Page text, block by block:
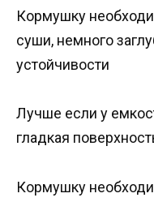
Кормушку
суши, немного
устойчивости
Лучше если у
гладкая
Кормушку